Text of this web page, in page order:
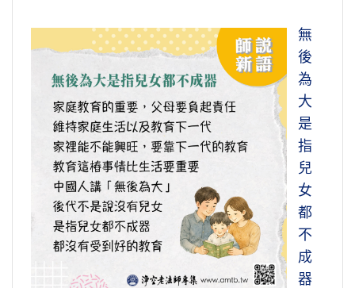
無
後
為
大
是
指
兒
女
都
不
成
器